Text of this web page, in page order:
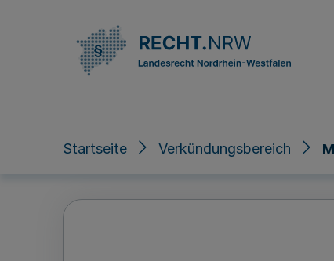
Startseite Verkündungsbereich